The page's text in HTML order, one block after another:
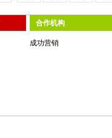
合作机构
成功营销